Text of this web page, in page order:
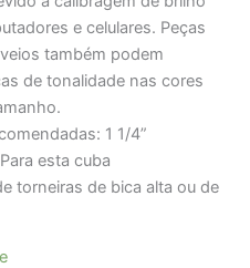
e celulares. Peças
também podem
de tonalidade nas cores
1 1/4”
esta cuba
torneiras de bica alta ou de